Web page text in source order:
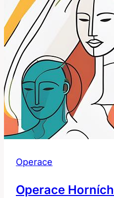
zotavit?
Operace
Operace